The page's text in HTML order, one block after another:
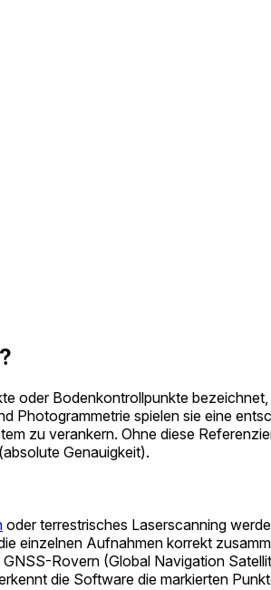
oder Bodenkontrollpunkte
Photogrammetrie spielen sie eine
zu verankern. Ohne diese
Genauigkeit).
oder terrestrisches Laserscanning
einzelnen Aufnahmen korrekt
Rovern (Global Navigation
die Software die markierten